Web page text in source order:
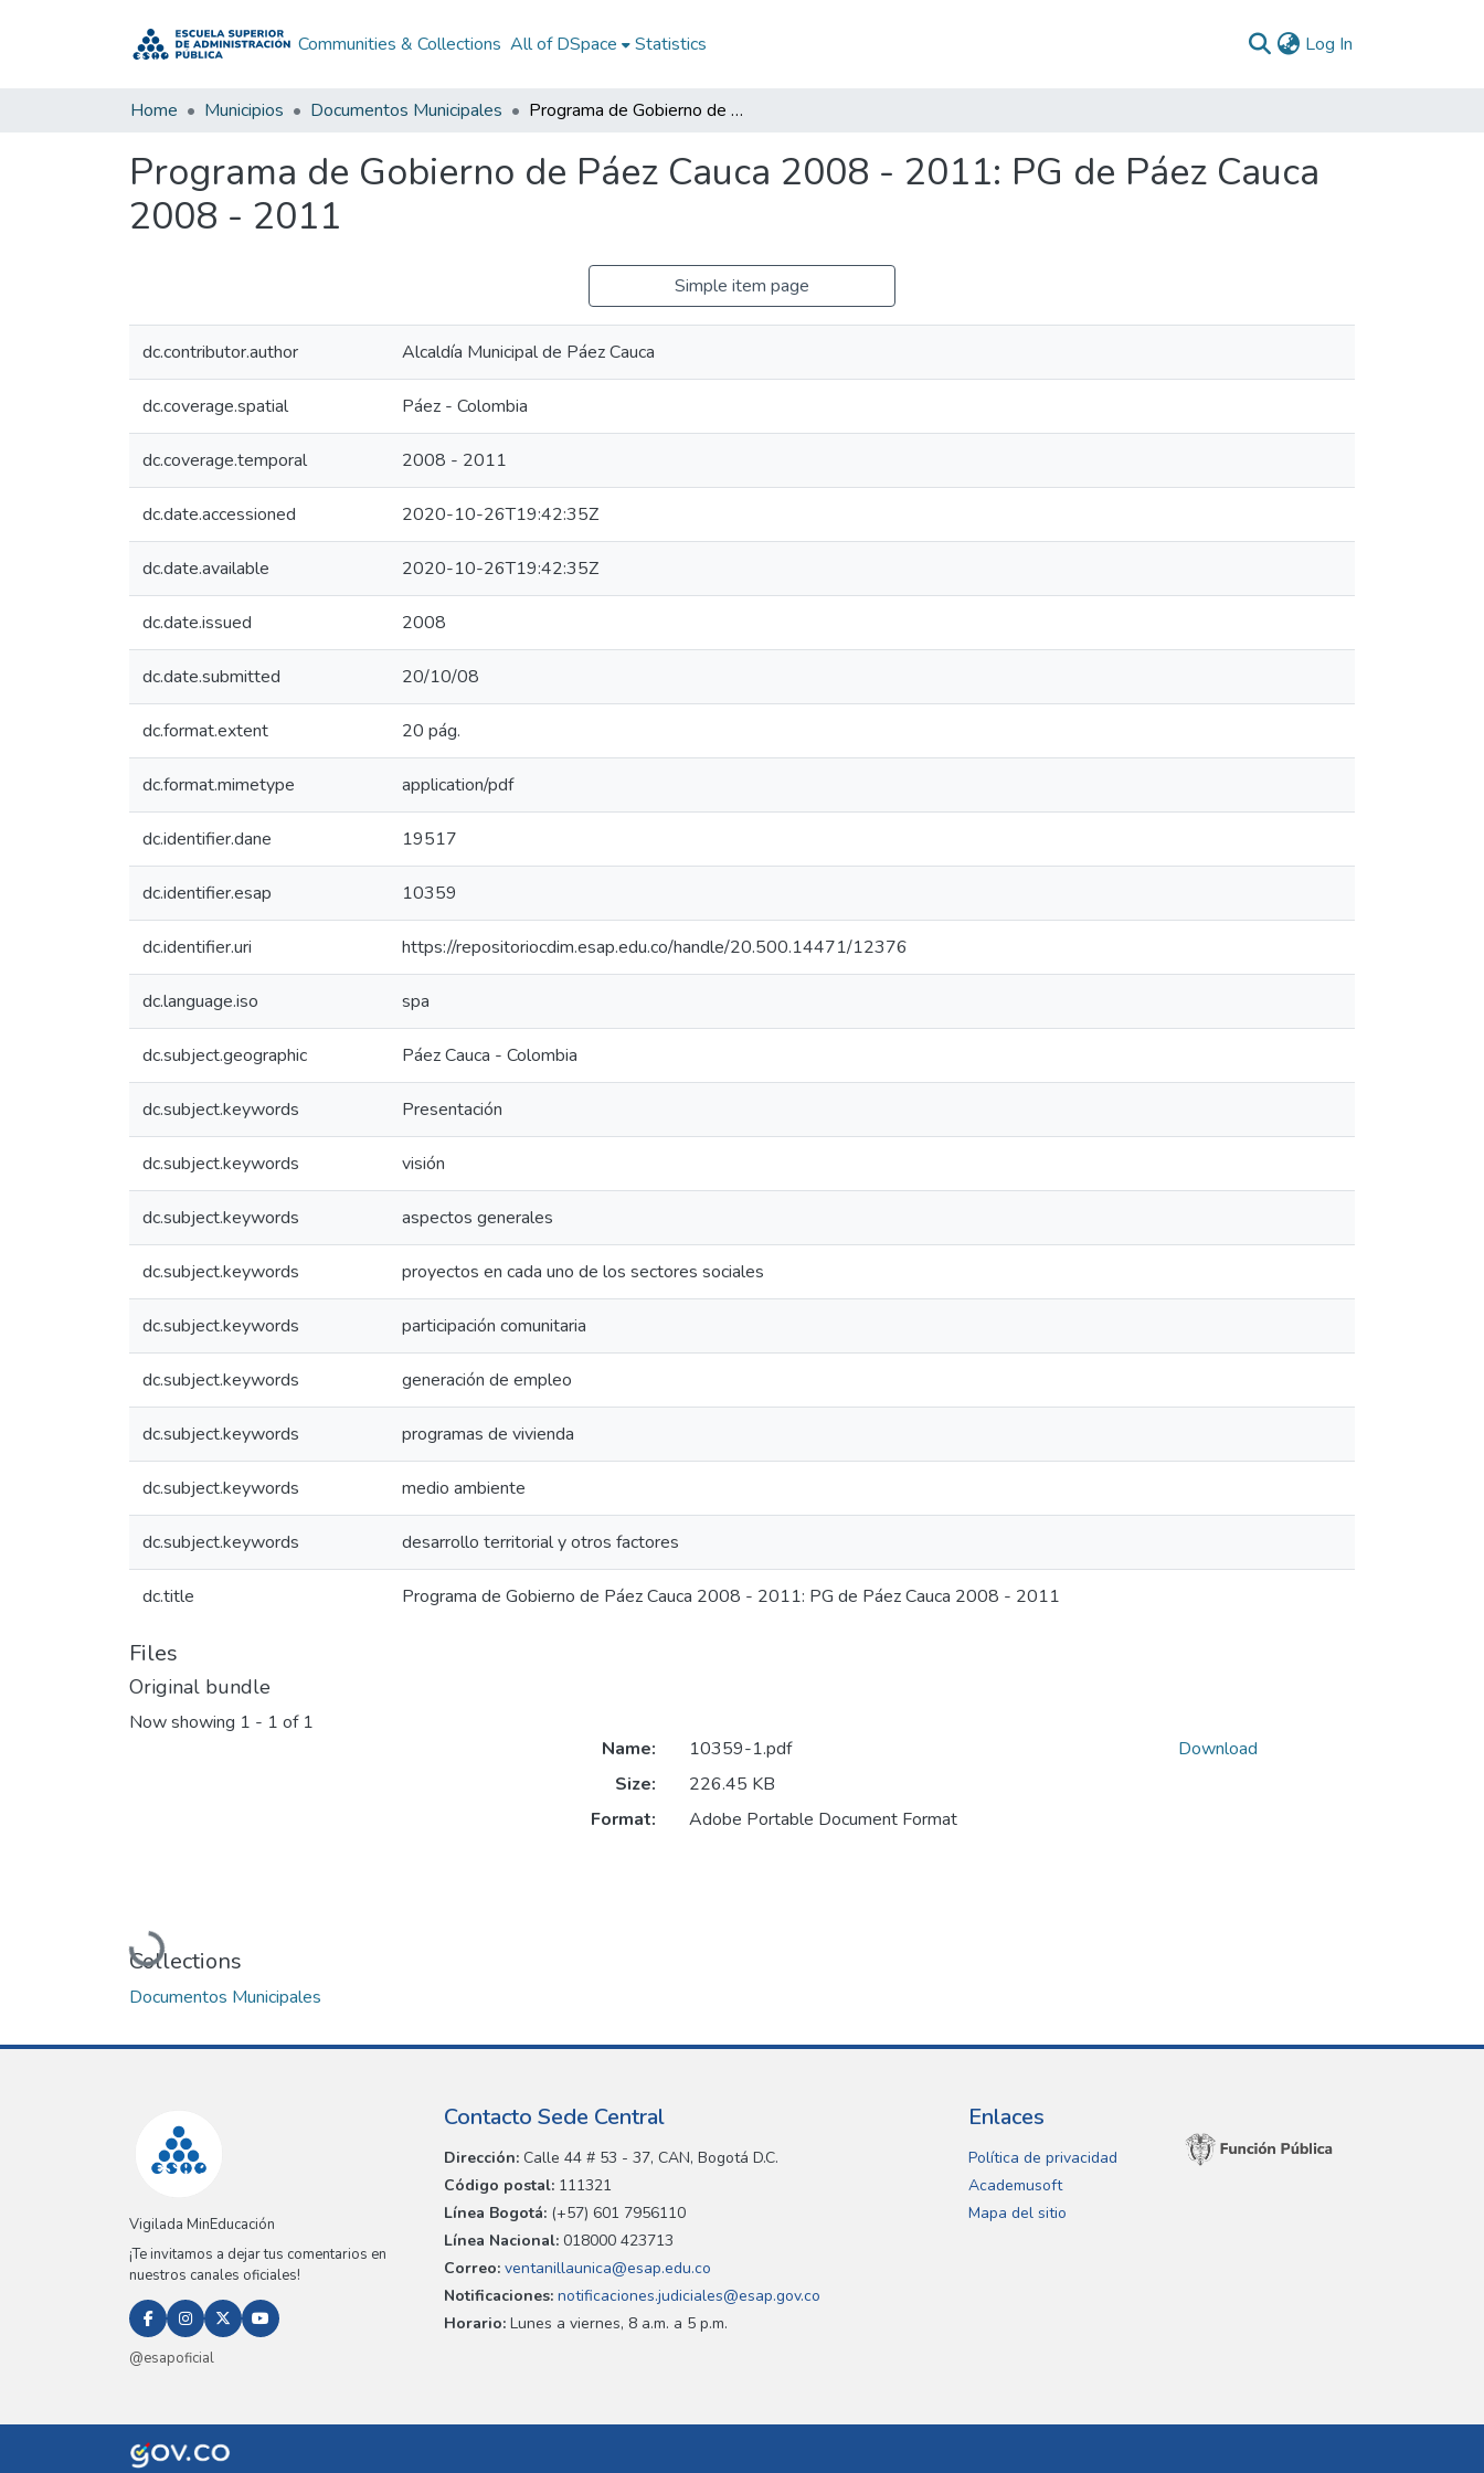
Communities & Collections All of DSpace Statistics Log In
Home Municipios Documentos Municipales Programa de Gobierno de Páez Cauca 2008 - 2011: PG de Páez Cauca 2008 - 2011
Programa de Gobierno de Páez Cauca 2008 - 2011: PG de Páez Cauca
2008 - 2011
Simple item page
dc.contributor.author Alcaldía Municipal de Páez Cauca
dc.coverage.spatial Páez - Colombia
dc.coverage.temporal 2008 - 2011
dc.date.accessioned 2020-10-26T19:42:35Z
dc.date.available 2020-10-26T19:42:35Z
dc.date.issued 2008
dc.date.submitted 20/10/08
dc.format.extent 20 pág.
dc.format.mimetype application/pdf
dc.identifier.dane 19517
dc.identifier.esap 10359
dc.identifier.uri https://repositoriocdim.esap.edu.co/handle/20.500.14471/12376
dc.language.iso spa
dc.subject.geographic Páez Cauca - Colombia
dc.subject.keywords Presentación
dc.subject.keywords visión
dc.subject.keywords aspectos generales
dc.subject.keywords proyectos en cada uno de los sectores sociales
dc.subject.keywords participación comunitaria
dc.subject.keywords generación de empleo
dc.subject.keywords programas de vivienda
dc.subject.keywords medio ambiente
dc.subject.keywords desarrollo territorial y otros factores
dc.title Programa de Gobierno de Páez Cauca 2008 - 2011: PG de Páez Cauca 2008 - 2011
Files
Original bundle
Now showing 1 - 1 of 1
Loading...
Name:
10359-1.pdf
Size:
226.45 KB
Format:
Adobe Portable Document Format
Download
Collections
Documentos Municipales
Vigilada MinEducación
¡Te invitamos a dejar tus comentarios en
nuestros canales oficiales!
@esapoficial
Contacto Sede Central
Dirección: Calle 44 # 53 - 37, CAN, Bogotá D.C.
Código postal: 111321
Línea Bogotá: (+57) 601 7956110
Línea Nacional: 018000 423713
Correo: ventanillaunica@esap.edu.co
Notificaciones: notificaciones.judiciales@esap.gov.co
Horario: Lunes a viernes, 8 a.m. a 5 p.m.
Enlaces
Política de privacidad
Academusoft
Mapa del sitio